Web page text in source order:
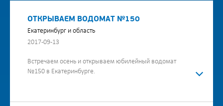
ОТКРЫВАЕМ ВОДОМАТ №150
Екатеринбург и область
2017-09-13
Встречаем осень и открываем юбилейный водомат
№150 в Екатеринбурге.